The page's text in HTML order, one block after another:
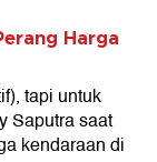
Harga
tapi untuk
Saputra saat
kendaraan di